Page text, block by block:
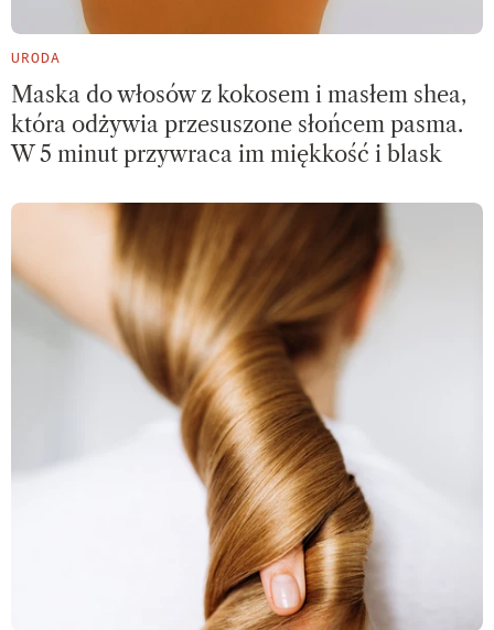
URODA
Maska do włosów z kokosem i masłem shea,
która odżywia przesuszone słońcem pasma.
W 5 minut przywraca im miękkość i blask